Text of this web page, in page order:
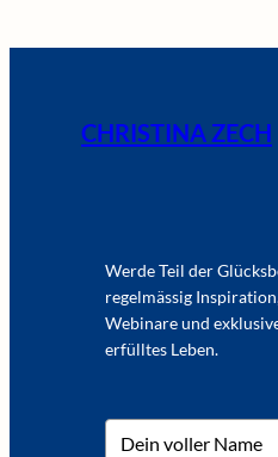
CHRISTINA ZECH
Werde Teil der
regelmässig
Webinare und
erfülltes Leben.